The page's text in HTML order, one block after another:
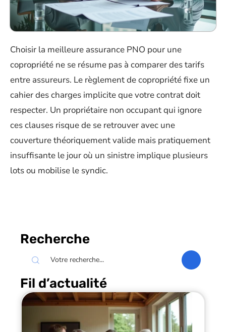
Choisir la meilleure assurance PNO pour une
copropriété ne se résume pas à comparer des tarifs
entre assureurs. Le règlement de copropriété fixe un
cahier des charges implicite que votre contrat doit
respecter. Un propriétaire non occupant qui ignore
ces clauses risque de se retrouver avec une
couverture théoriquement valide mais pratiquement
insuffisante le jour où un sinistre implique plusieurs
lots ou mobilise le syndic.
Recherche
Fil d’actualité